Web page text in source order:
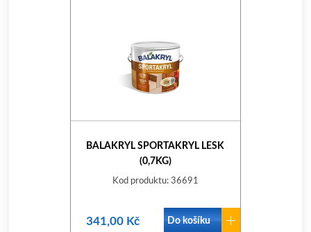
BALAKRYL SPORTAKRYL LESK
(0,7KG)
Kod produktu: 36691
341,00 Kč Do košíku